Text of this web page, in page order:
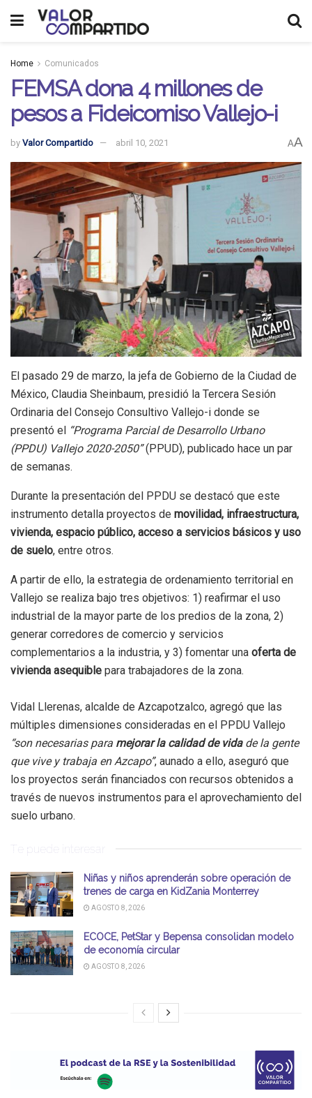
Home Comunicados
FEMSA dona 4 millones de
pesos a Fideicomiso Vallejo-i
by Valor Compartido abril 10, 2021 AA
El pasado 29 de marzo, la jefa de Gobierno de la Ciudad de
México, Claudia Sheinbaum, presidió la Tercera Sesión
Ordinaria del Consejo Consultivo Vallejo-i donde se
presentó el “Programa Parcial de Desarrollo Urbano
(PPDU) Vallejo 2020-2050”(PPUD), publicado hace un par
de semanas.
Durante la presentación del PPDU se destacó que este
instrumento detalla proyectos de movilidad, infraestructura,
vivienda, espacio público, acceso a servicios básicos y uso
de suelo, entre otros.
A partir de ello, la estrategia de ordenamiento territorial en
Vallejo se realiza bajo tres objetivos: 1) reafirmar el uso
industrial de la mayor parte de los predios de la zona, 2)
generar corredores de comercio y servicios
complementarios a la industria, y 3) fomentar una oferta de
vivienda asequible para trabajadores de la zona.
Vidal Llerenas, alcalde de Azcapotzalco, agregó que las
múltiples dimensiones consideradas en el PPDU Vallejo
“son necesarias para mejorar la calidad de vida de la gente
que vive y trabaja en Azcapo”, aunado a ello, aseguró que
los proyectos serán financiados con recursos obtenidos a
través de nuevos instrumentos para el aprovechamiento del
suelo urbano.
Te puede interesar
Niñas y niños aprenderán sobre operación de
trenes de carga en KidZania Monterrey
AGOSTO 8, 2026
ECOCE, PetStar y Bepensa consolidan modelo
de economía circular
AGOSTO 8, 2026